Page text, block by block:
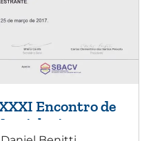
Encontro de
Angiologia e